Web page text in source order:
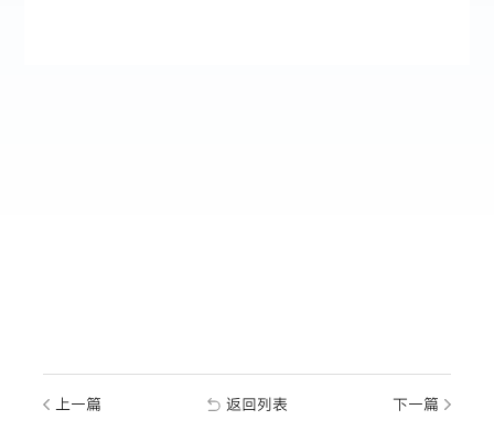
上一篇 返回列表 下一篇